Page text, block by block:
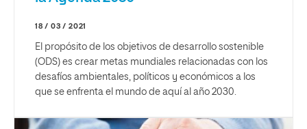
18 / 03 / 2021
El propósito de los objetivos de desarrollo sostenible
(ODS) es crear metas mundiales relacionadas con los
desafíos ambientales, políticos y económicos a los
que se enfrenta el mundo de aquí al año 2030.